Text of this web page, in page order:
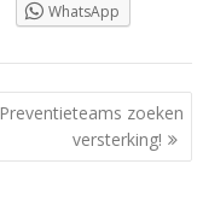
WhatsApp
Preventieteams zoeken
versterking!